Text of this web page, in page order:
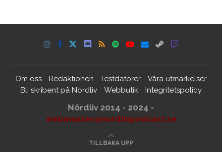
Om oss Redaktionen Testdatorer
Våra utmärkelser
Bli skribent på Nördliv
Webbutik Integritetspolicy
Nördliv 2014 - 2024 -
webmaster@nordlivpodcast.se
TILLBAKA UPP